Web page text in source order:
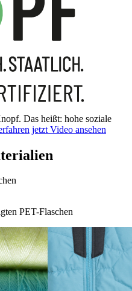
Das heißt: hohe soziale
jetzt Video ansehen
PET-Flaschen